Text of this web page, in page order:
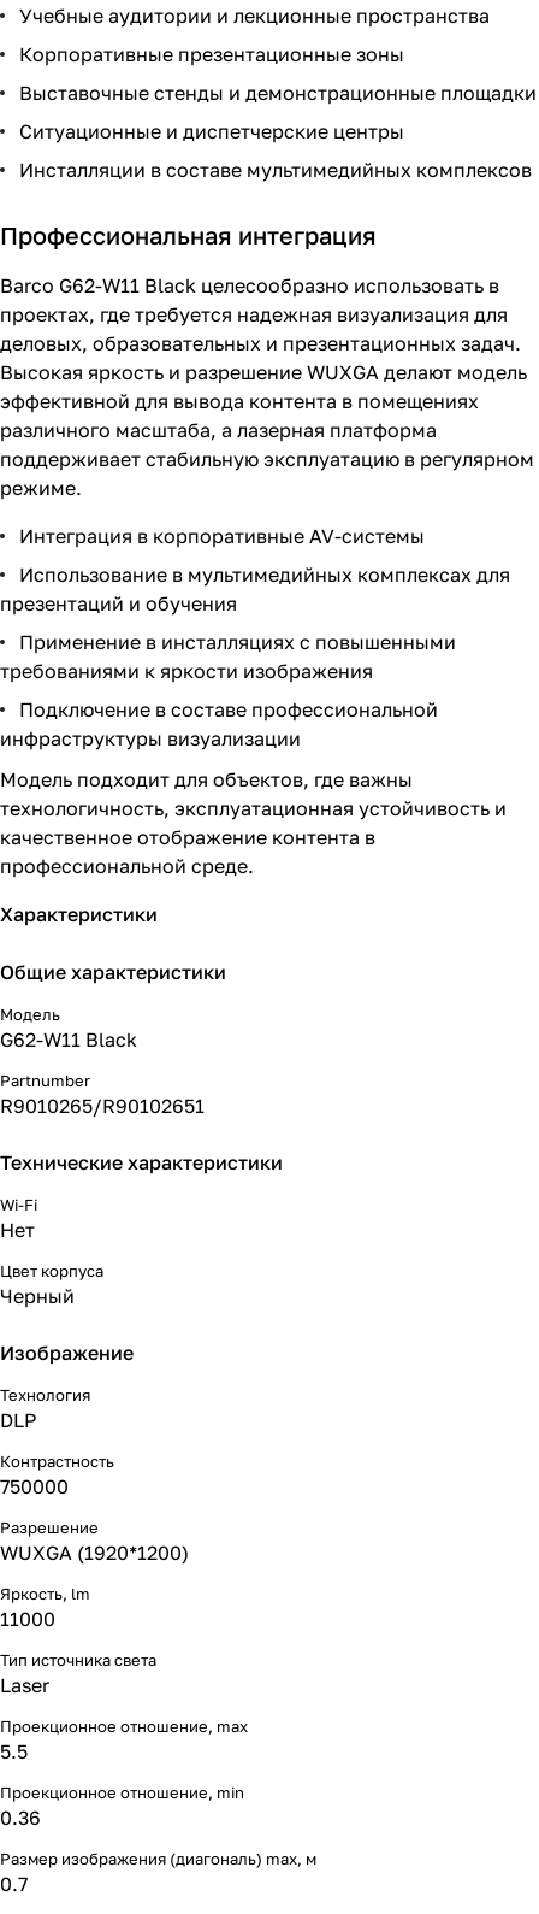
Учебные аудитории и лекционные пространства
Корпоративные презентационные зоны
Выставочные стенды и демонстрационные площадки
Ситуационные и диспетчерские центры
Инсталляции в составе мультимедийных комплексов
Профессиональная интеграция
Barco G62-W11 Black целесообразно использовать в
проектах, где требуется надежная визуализация для
деловых, образовательных и презентационных задач.
Высокая яркость и разрешение WUXGA делают модель
эффективной для вывода контента в помещениях
различного масштаба, а лазерная платформа
поддерживает стабильную эксплуатацию в регулярном
режиме.
Интеграция в корпоративные AV-системы
Использование в мультимедийных комплексах для
презентаций и обучения
Применение в инсталляциях с повышенными
требованиями к яркости изображения
Подключение в составе профессиональной
инфраструктуры визуализации
Модель подходит для объектов, где важны
технологичность, эксплуатационная устойчивость и
качественное отображение контента в
профессиональной среде.
Характеристики
Общие характеристики
Модель
G62-W11 Black
Partnumber
R9010265/R90102651
Технические характеристики
Wi-Fi
Нет
Цвет корпуса
Черный
Изображение
Технология
DLP
Контрастность
750000
Разрешение
WUXGA (1920*1200)
Яркость, lm
11000
Тип источника света
Laser
Проекционное отношение, max
5.5
Проекционное отношение, min
0.36
Размер изображения (диагональ) max, м
0.7